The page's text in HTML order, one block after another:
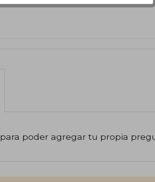
para poder agregar tu propia